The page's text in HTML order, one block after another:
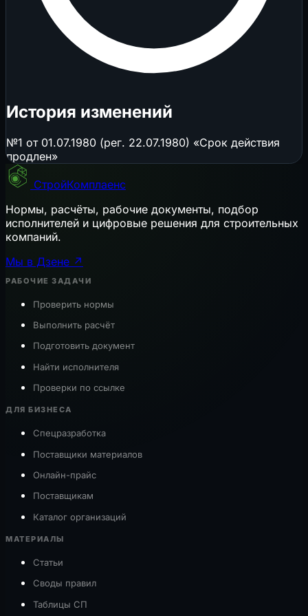
История изменений
№1 от 01.07.1980 (рег. 22.07.1980) «Срок действия
продлен»
СтройКомплаенс
Нормы, расчёты, рабочие документы, подбор
исполнителей и цифровые решения для строительных
компаний.
Мы в Дзене ↗
РАБОЧИЕ ЗАДАЧИ
Проверить нормы
Выполнить расчёт
Подготовить документ
Найти исполнителя
Проверки по ссылке
ДЛЯ БИЗНЕСА
Спецразработка
Поставщики материалов
Онлайн-прайс
Поставщикам
Каталог организаций
МАТЕРИАЛЫ
Статьи
Своды правил
Таблицы СП